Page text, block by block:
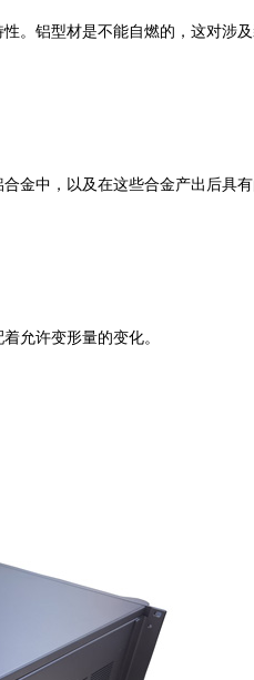
。铝型材是不能自燃的，这对涉
金中，以及在这些合金产出后具
允许变形量的变化。